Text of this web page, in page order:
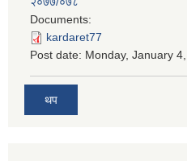
Documents:
kardaret77
Post date: Monday, January
थप